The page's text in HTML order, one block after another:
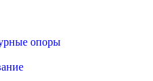
опоры